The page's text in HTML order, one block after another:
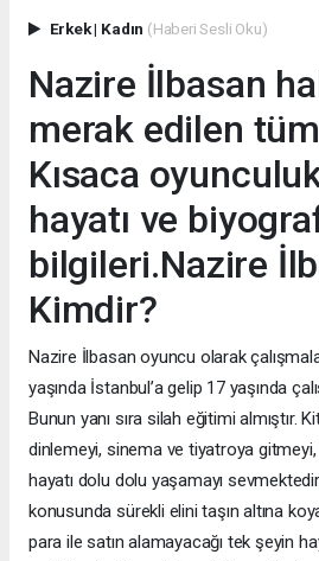
Erkek| Kadın (Haberi Sesli Oku)
Nazire İlbasan
merak edilen
Kısaca
hayatı ve
bilgileri.Nazire
Kimdir?
Nazire İlbasan oyuncu olarak
yaşında İstanbul’a gelip 17 yaşında
Bunun yanı sıra silah eğitimi almıştır.
dinlemeyi, sinema ve tiyatroya gitmeyi,
hayatı dolu dolu yaşamayı
konusunda sürekli elini taşın altına
para ile satın alamayacağı tek şeyin